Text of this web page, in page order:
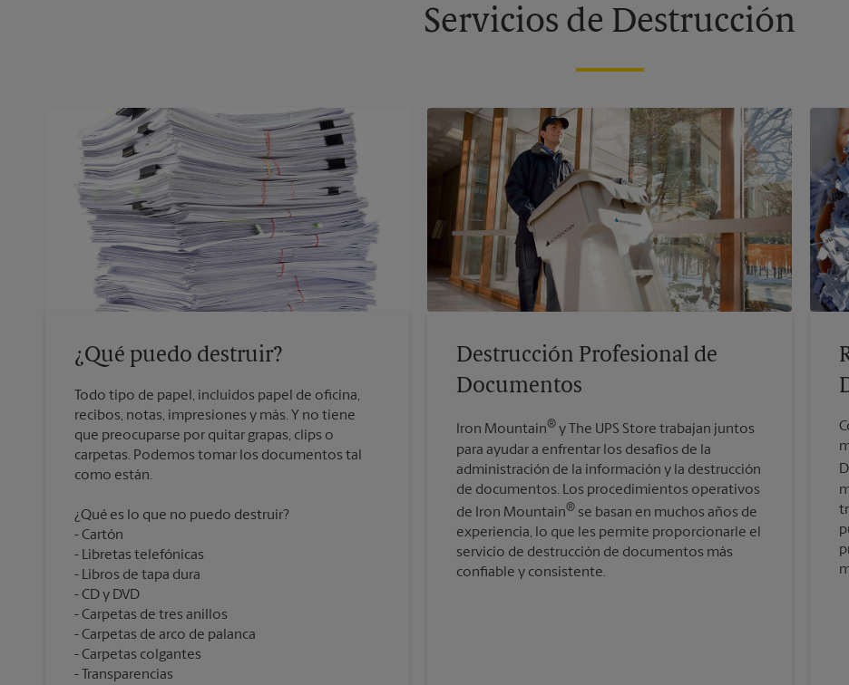
Servicios de Destrucción
¿Qué puedo destruir?
Todo tipo de papel, incluidos papel de oficina,
recibos, notas, impresiones y más. Y no tiene
que preocuparse por quitar grapas, clips o
carpetas. Podemos tomar los documentos tal
¿Qué es lo que no puedo destruir?
Cartón
Libretas telefónicas
Libros de tapa dura
CD y DVD
Carpetas de tres anillos
Carpetas de arco de palanca
Carpetas colgantes
Transparencias
Destrucción Profesional de
Documentos
Iron Mountain® y The UPS Store trabajan juntos
para ayudar a enfrentar los desafíos de la
administración de la información y la destrucción
de documentos. Los procedimientos operativos
de Iron Mountain® se basan en muchos años de
experiencia, lo que les permite proporcionarle el
servicio de destrucción de documentos más
confiable y consistente.